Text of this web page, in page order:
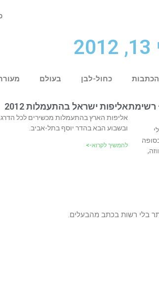
כחול-לבן בעולם
רשימתאליפות ישראל בהתעמלות 2012
אליפות הארץ בהתעמלות מכשירים לכל
ובשבוע הבא בהדר יוסף בתל-אביב.
להמשיך לקרוא->
בלי רשות בכתב מהבעלים.